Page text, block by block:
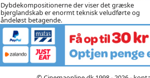
Dybdekompositionerne der viser det græske
bjerglandskab er enormt teknisk veludførte og
åndeløst betagende.